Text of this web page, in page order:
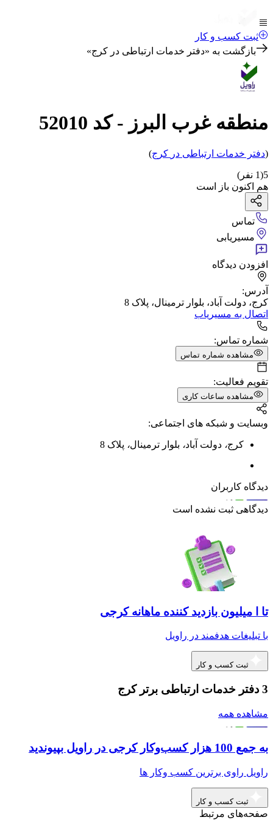
ثبت کسب و کار
بازگشت به «دفتر خدمات ارتباطی در کرج»
منطقه غرب البرز - کد 52010
(دفتر خدمات ارتباطی در کرج)
5
(
1 نفر)
هم اکنون باز است
تماس
مسیریابی
افزودن دیدگاه
آدرس:
کرج، دولت آباد، بلوار ترمینال، پلاک 8
اتصال به مسیریاب
شماره تماس:
مشاهده شماره تماس
تقویم فعالیت:
مشاهده ساعات کاری
وبسایت و شبکه های اجتماعی:
کرج، دولت آباد، بلوار ترمینال، پلاک 8
دیدگاه کاربران
دیدگاهی ثبت نشده است
تا ا میلیون بازدید کننده ماهانه کرجی
با تبلیغات هدفمند در راویل
ثبت کسب و کار
3 دفتر خدمات ارتباطی برتر کرج
مشاهده همه
به جمع 100 هزار کسب‌وکار کرجی در راویل بپیوندید
راویل راوی برترین کسب وکار ها
ثبت کسب و کار
صفحه‌های مرتبط